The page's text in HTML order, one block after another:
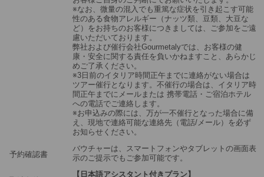
※なお、微量の混入でも重篤な症状を引き起こす可能
性のある食物アレルギー（ナッツ類、豆類、大豆な
ど）をお持ちのお客様につきましては、ご参加をご遠
慮いただいております。
弊社および催行会社Gourmetalyでは、お客様の健
康・安全に関する責任を負いかねますこと、あらかじ
めご了承ください。
※3日前のイタリア時間正午までに連絡がない場合は
ツアー催行となります。不催行の場合は、イタリア時
間正午までにメールまたは 携帯電話・ご宿泊ホテル
への電話でご連絡します。
※お申込みの際には、万が一不催行となった場合に備
え、現地で連絡可能な連絡先（電話/メール）を必ず
お知らせください。
予約確認書
バウチャーは、スマートフォンやタブレットの画面表
示のご提示でもご参加可能です。
【日本語アシスタント付きプラン】